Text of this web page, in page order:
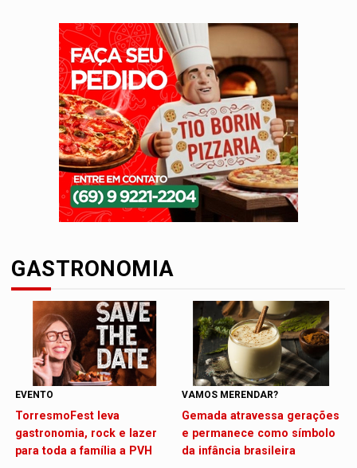
GASTRONOMIA
EVENTO
TorresmoFest leva
gastronomia, rock e lazer
para toda a família a PVH
VAMOS MERENDAR?
Gemada atravessa gerações
e permanece como símbolo
da infância brasileira